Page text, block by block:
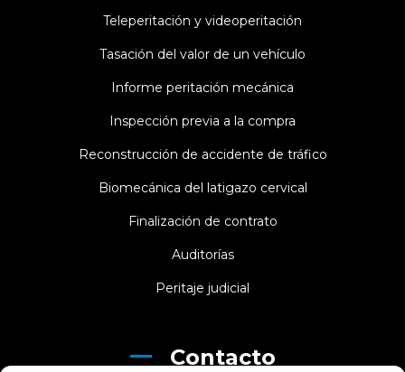
Teleperitación y videoperitación
Tasación del valor de un vehículo
Informe peritación mecánica
Inspección previa a la compra
Reconstrucción de accidente de tráfico
Biomecánica del latigazo cervical
Finalización de contrato
Auditorías
Peritaje judicial
Contacto